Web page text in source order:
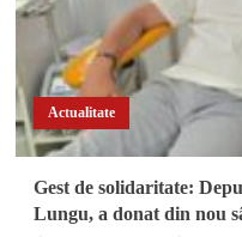
Actualitate
Gest de solidaritate:
Lungu, a donat din nou